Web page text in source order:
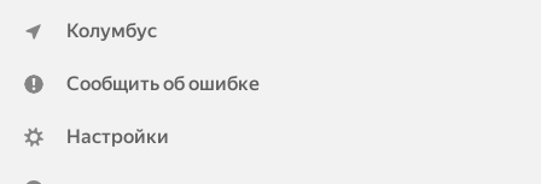
Колумбус
Сообщить об ошибке
Настройки